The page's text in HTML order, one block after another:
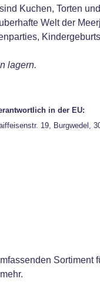
Kuchen, Torten
Welt der
lagern.
in der EU:
19, Burgwedel,
Sortiment